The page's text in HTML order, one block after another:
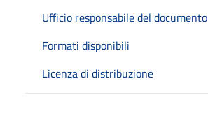
Ufficio responsabile del documento
Formati disponibili
Licenza di distribuzione